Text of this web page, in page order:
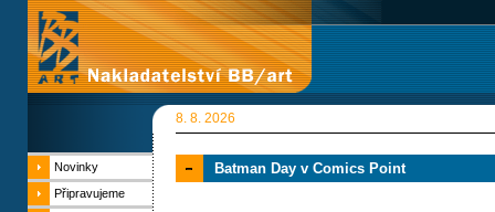
8. 8. 2026
Novinky
Připravujeme
Batman Day v Comics Point